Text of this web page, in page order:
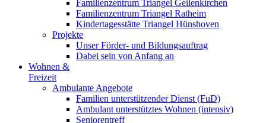
Familienzentrum Triangel Geilenkirchen
Familienzentrum Triangel Ratheim
Kindertagesstätte Triangel Hünshoven
Projekte
Unser Förder- und Bildungsauftrag
Dabei sein von Anfang an
Wohnen &
Freizeit
Ambulante Angebote
Familien unterstützender Dienst (FuD)
Ambulant unterstütztes Wohnen (intensiv)
Seniorentreff